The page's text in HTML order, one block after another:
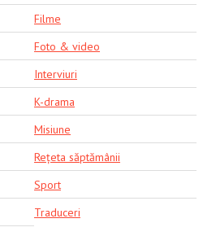
Filme
Foto & video
Interviuri
K-drama
Misiune
Rețeta săptămânii
Sport
Traduceri